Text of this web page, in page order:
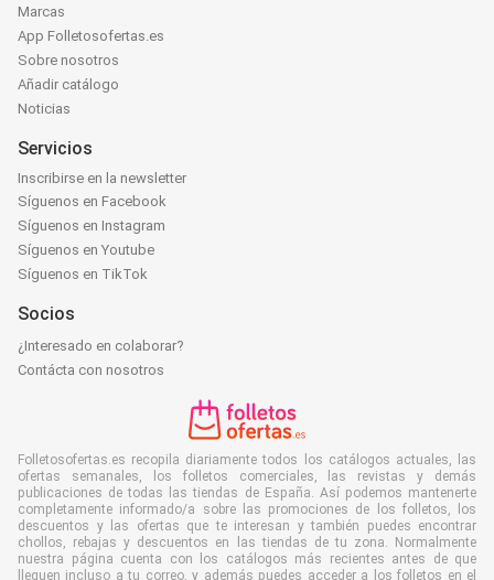
Marcas
App Folletosofertas.es
Sobre nosotros
Añadir catálogo
Noticias
Servicios
Inscribirse en la newsletter
Síguenos en Facebook
Síguenos en Instagram
Síguenos en Youtube
Síguenos en TikTok
Socios
¿Interesado en colaborar?
Contácta con nosotros
Folletosofertas.es recopila diariamente todos los catálogos actuales, las
ofertas semanales, los folletos comerciales, las revistas y demás
publicaciones de todas las tiendas de España. Así podemos mantenerte
completamente informado/a sobre las promociones de los folletos, los
descuentos y las ofertas que te interesan y también puedes encontrar
chollos, rebajas y descuentos en las tiendas de tu zona. Normalmente
nuestra página cuenta con los catálogos más recientes antes de que
lleguen incluso a tu correo, y además puedes acceder a los folletos en el